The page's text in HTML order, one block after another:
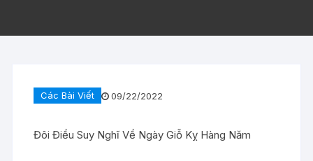
Các Bài Viết 09/22/2022
Đôi Điều Suy Nghĩ Về Ngày Giỗ Kỵ Hàng Năm